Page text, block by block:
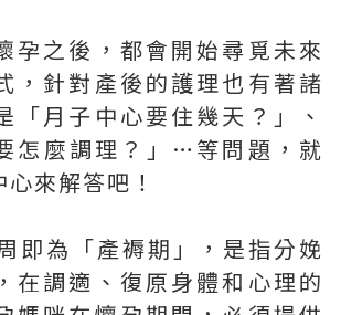
孕之後，都會開始尋覓未來
，針對產後的護理也有著諸
「月子中心要住幾天？」、
怎麼調理？」…等問題，就
來解答吧！
即為「產褥期」，是指分娩
在調適、復原身體和心理的